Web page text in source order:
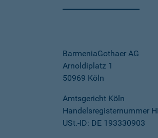
BarmeniaGothaer AG
Arnoldiplatz 1
50969 Köln
Amtsgericht Köln
Handelsregisternummer
USt.-ID: DE 193330903